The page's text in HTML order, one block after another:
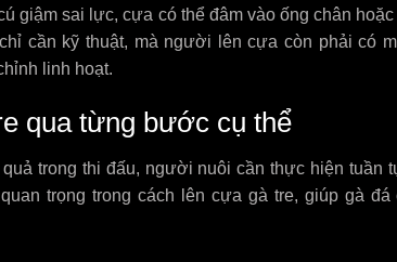
giậm sai lực, cựa có thể đâm vào ống chân
cần kỹ thuật, mà người lên cựa còn phải có
linh hoạt.
qua từng bước cụ thể
trong thi đấu, người nuôi cần thực hiện tuần
trọng trong cách lên cựa gà tre, giúp gà